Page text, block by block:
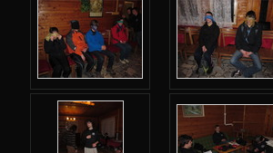
Podzimní 2017
Jarní 2017
Podzimní 2016
Jarní 2016
Podzimní 2015